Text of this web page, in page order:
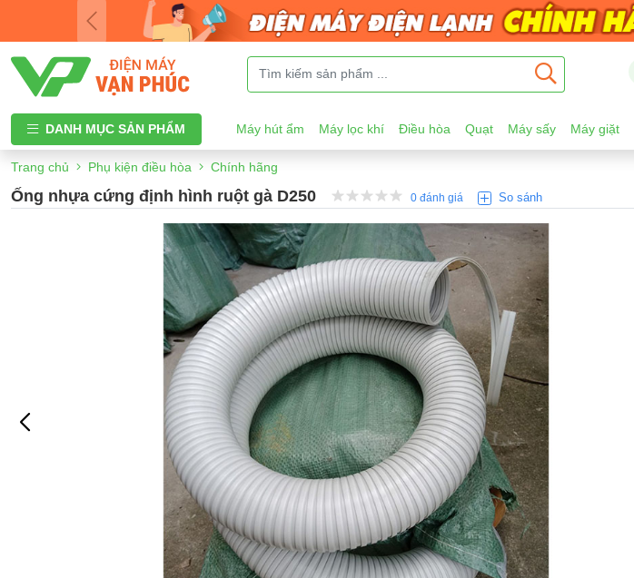
DANH MỤC SẢN PHẨM Máy hút ẩm Máy lọc khí Điều hòa Quạt Máy sấy Máy giặt
Trang chủ Phụ kiện điều hòa Chính hãng
Ống nhựa cứng định hình ruột gà D250 0 đánh giá So sánh